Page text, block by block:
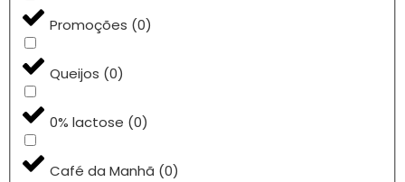
Promoções (0)
Queijos (0)
0% lactose (0)
Café da Manhã (0)